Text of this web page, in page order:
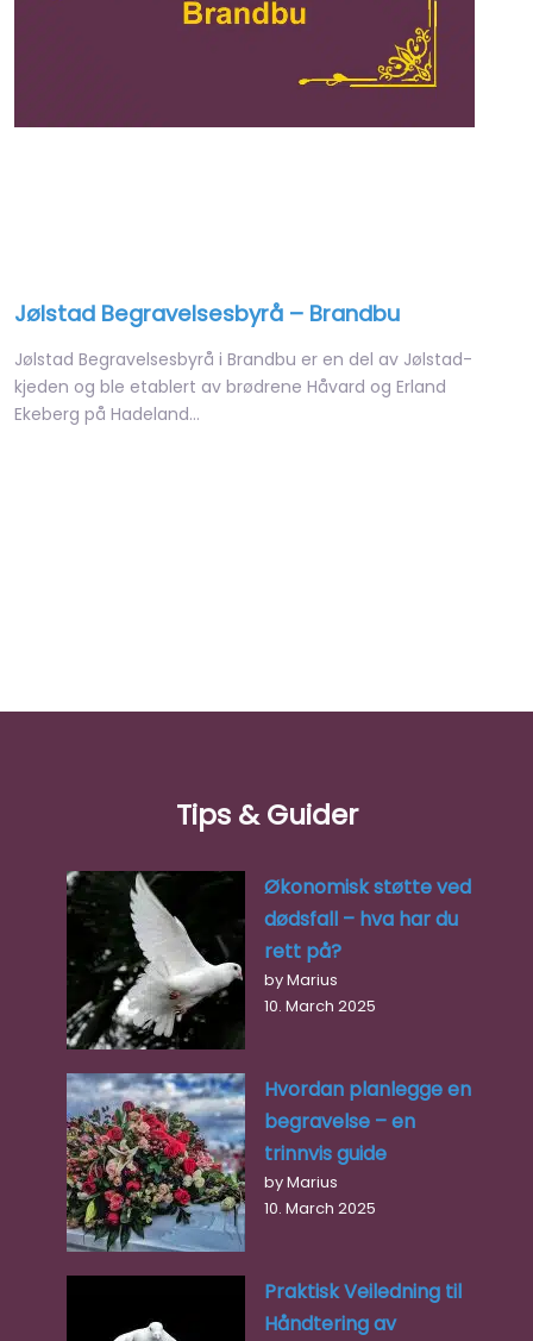
Jølstad Begravelsesbyrå – Brandbu
Jølstad Begravelsesbyrå i Brandbu er en del av Jølstad-
kjeden og ble etablert av brødrene Håvard og Erland
Ekeberg på Hadeland…
Tips & Guider
Økonomisk støtte ved
dødsfall – hva har du
rett på?
by Marius
10. March 2025
Hvordan planlegge en
begravelse – en
trinnvis guide
by Marius
10. March 2025
Praktisk Veiledning til
Håndtering av